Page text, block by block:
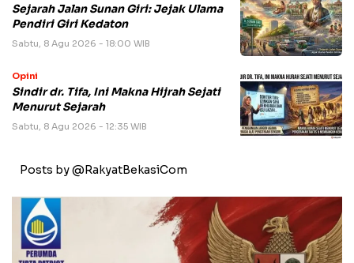
Sejarah Jalan Sunan Giri: Jejak Ulama
Pendiri Giri Kedaton
Sabtu, 8 Agu 2026 - 18:00 WIB
Opini
Sindir dr. Tifa, Ini Makna Hijrah Sejati
Menurut Sejarah
Sabtu, 8 Agu 2026 - 12:35 WIB
Posts by @RakyatBekasiCom